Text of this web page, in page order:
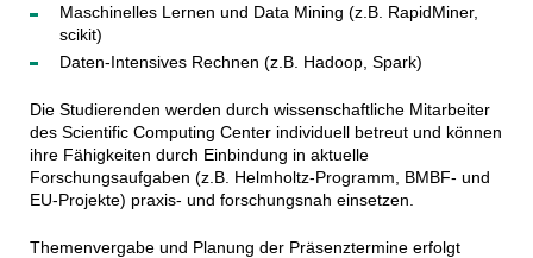
Maschinelles Lernen und Data Mining (z.B. RapidMiner,
scikit)
Daten-Intensives Rechnen (z.B. Hadoop, Spark)
Die Studierenden werden durch wissenschaftliche Mitarbeiter
des Scientific Computing Center individuell betreut und können
ihre Fähigkeiten durch Einbindung in aktuelle
Forschungsaufgaben (z.B. Helmholtz-Programm, BMBF- und
EU-Projekte) praxis- und forschungsnah einsetzen.
Themenvergabe und Planung der Präsenztermine erfolgt